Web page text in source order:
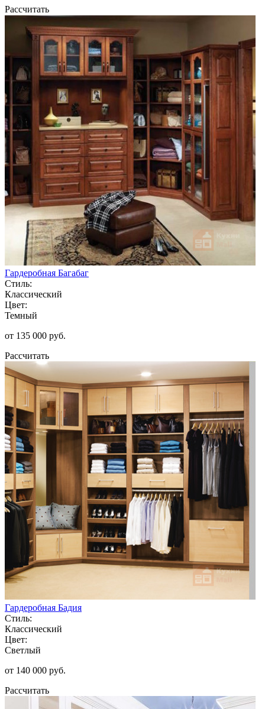
Рассчитать
Гардеробная Багабаг
Стиль:
Классический
Цвет:
Темный
от 135 000 руб.
Рассчитать
Гардеробная Бадия
Стиль:
Классический
Цвет:
Светлый
от 140 000 руб.
Рассчитать